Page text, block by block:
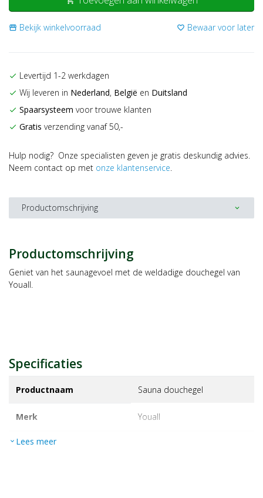
storefront Bekijk winkelvoorraad favorite_border Bewaar voor later
check Levertijd 1-2 werkdagen
check Wij leveren in Nederland, België en Duitsland
check Spaarsysteem voor trouwe klanten
check Gratis verzending vanaf 50,-
Hulp nodig? Onze specialisten geven je gratis deskundig advies.
Neem contact op met onze klantenservice.
Productomschrijving expand_more
Productomschrijving
Geniet van het saunagevoel met de weldadige douchegel van
Youall.
Specificaties
Productnaam Sauna douchegel
Merk youall
EAN
expand_more Lees meer